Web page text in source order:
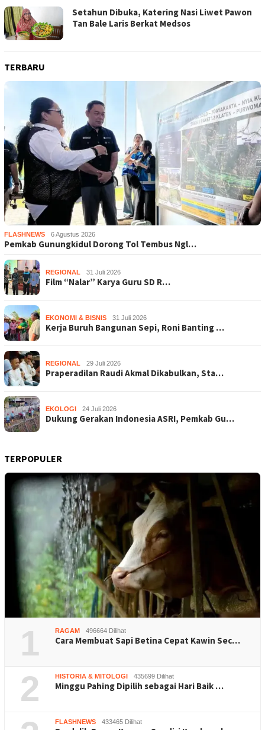
Setahun Dibuka, Katering Nasi Liwet Pawon
Tan Bale Laris Berkat Medsos
TERBARU
FLASHNEWS 6 Agustus 2026
Pemkab Gunungkidul Dorong Tol Tembus Ngl…
REGIONAL 31 Juli 2026
Film “Nalar” Karya Guru SD R…
EKONOMI & BISNIS 31 Juli 2026
Kerja Buruh Bangunan Sepi, Roni Banting …
REGIONAL 29 Juli 2026
Praperadilan Raudi Akmal Dikabulkan, Sta…
EKOLOGI 24 Juli 2026
Dukung Gerakan Indonesia ASRI, Pemkab Gu…
TERPOPULER
1 RAGAM 496664 Dilihat
Cara Membuat Sapi Betina Cepat Kawin Sec…
2 HISTORIA & MITOLOGI 435699 Dilihat
Minggu Pahing Dipilih sebagai Hari Baik …
FLASHNEWS 433465 Dilihat